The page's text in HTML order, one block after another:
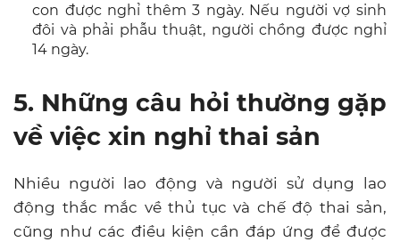
con được nghỉ thêm 3 ngày. Nếu người vợ sinh
đôi và phải phẫu thuật, người chồng được nghỉ
14 ngày.
5. Những câu hỏi thường gặp
về việc xin nghỉ thai sản
Nhiều người lao động và người sử dụng lao
động thắc mắc về thủ tục và chế độ thai sản,
cũng như các điều kiện cần đáp ứng để được